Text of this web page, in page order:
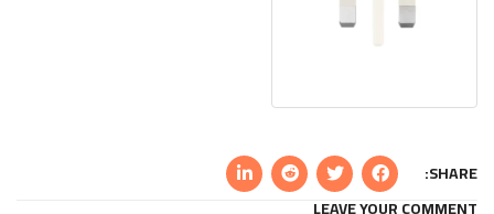
SHARE:
LEAVE YOUR COMMENT